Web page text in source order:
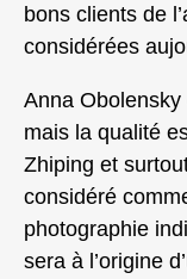
bons clients de
considérées
Anna
mais la qualité
Zhiping et
considéré
photographie
sera à l’origine